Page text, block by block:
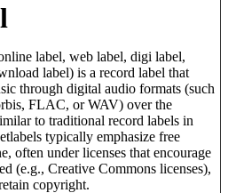
label, web label, digi label,
label) is a record label that
through digital audio formats (such
FLAC, or WAV) over the
to traditional record labels in
typically emphasize free
often under licenses that encourage
(e.g., Creative Commons licenses),
copyright.